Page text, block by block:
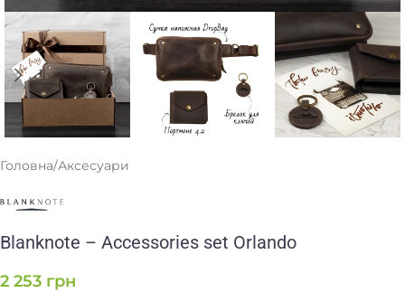
Головна/Аксесуари
Blanknote – Accessories set Orlando
2 253 грн